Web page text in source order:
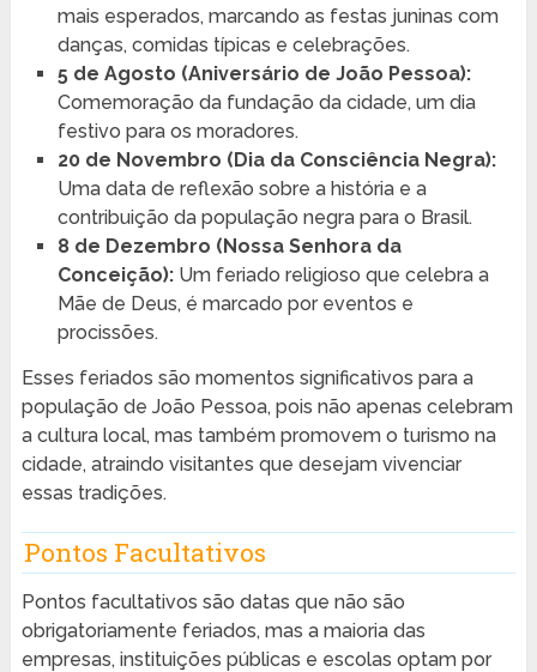
mais esperados, marcando as festas juninas com
danças, comidas típicas e celebrações.
5 de Agosto (Aniversário de João Pessoa):
Comemoração da fundação da cidade, um dia
festivo para os moradores.
20 de Novembro (Dia da Consciência Negra):
Uma data de reflexão sobre a história e a
contribuição da população negra para o Brasil.
8 de Dezembro (Nossa Senhora da
Conceição):Um feriado religioso que celebra a
Mãe de Deus, é marcado por eventos e
procissões.
Esses feriados são momentos significativos para a
população de João Pessoa, pois não apenas celebram
a cultura local, mas também promovem o turismo na
cidade, atraindo visitantes que desejam vivenciar
essas tradições.
Pontos Facultativos
Pontos facultativos são datas que não são
obrigatoriamente feriados, mas a maioria das
empresas, instituições públicas e escolas optam por